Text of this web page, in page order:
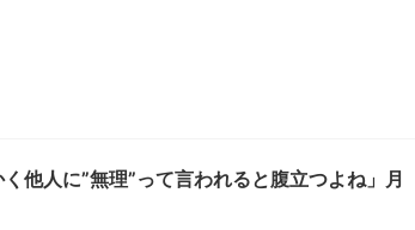
他人に”無理”って言われると腹立つよね」月